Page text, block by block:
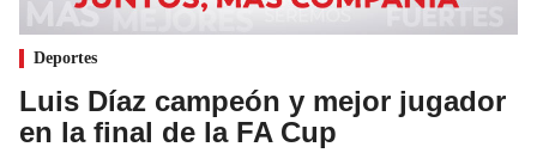
Deportes
Luis Díaz campeón y mejor jugador
en la final de la FA Cup